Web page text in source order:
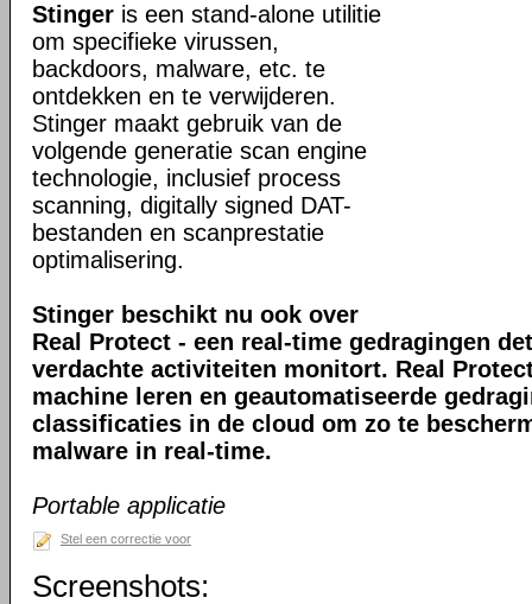
Stinger is een stand-alone utilitie
om specifieke virussen,
backdoors, malware, etc. te
ontdekken en te verwijderen.
Stinger maakt gebruik van de
volgende generatie scan engine
technologie, inclusief process
scanning, digitally signed DAT-
bestanden en scanprestatie
optimalisering.
Stinger beschikt nu ook over
Real Protect - een real-time gedragingen
verdachte activiteiten monitort. Real
machine leren en geautomatiseerde
classificaties in de cloud om zo te
malware in real-time.
Portable applicatie
Stel een correctie voor
Screenshots: